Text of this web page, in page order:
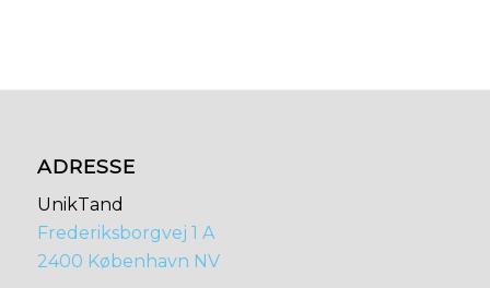
ADRESSE
UnikTand
Frederiksborgvej 1 A
2400 København NV